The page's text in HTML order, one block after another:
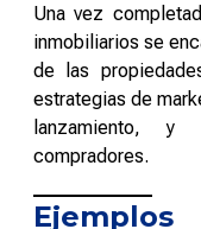
Una vez
inmobiliarios se
de las
estrategias de
lanzamiento,
compradores.